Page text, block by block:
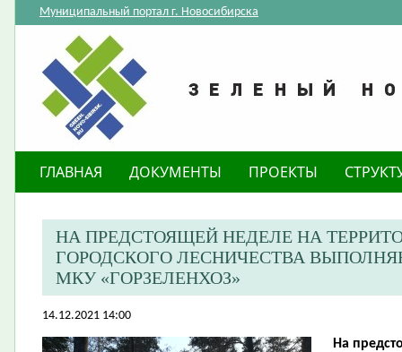
Муниципальный портал г. Новосибирска
ГЛАВНАЯ ДОКУМЕНТЫ ПРОЕКТЫ
​НА ПРЕДСТОЯЩЕЙ НЕДЕЛЕ НА
ГОРОДСКОГО ЛЕСНИЧЕСТВА
МКУ «ГОРЗЕЛЕНХОЗ»
14.12.2021 14:00
На